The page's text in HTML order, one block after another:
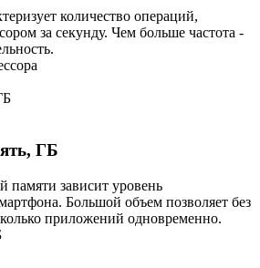
количество операций,
за секунду. Чем больше частота -
ГБ
памяти зависит уровень
Большой объем позволяет без
приложений одновременно.